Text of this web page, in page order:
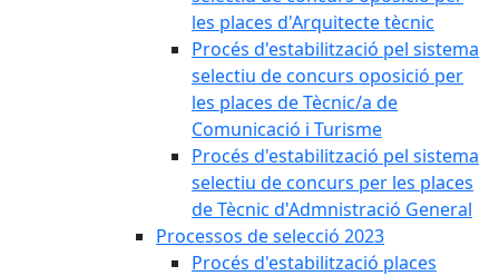
les places d'Arquitecte tècnic
Procés d'estabilització pel sistema
selectiu de concurs oposició per
les places de Tècnic/a de
Comunicació i Turisme
Procés d'estabilització pel sistema
selectiu de concurs per les places
de Tècnic d'Admnistració General
Processos de selecció 2023
Procés d'estabilització places